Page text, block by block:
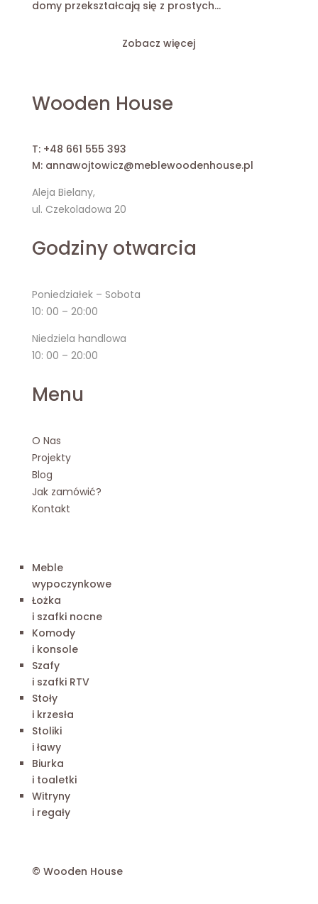
domy przekształcają się z prostych...
Zobacz więcej
Wooden House
T: +48 661 555 393
M: annawojtowicz@meblewoodenhouse.pl
Aleja Bielany,
ul. Czekoladowa 20
Godziny otwarcia
Poniedziałek – Sobota
10: 00 – 20:00
Niedziela handlowa
10: 00 – 20:00
Menu
O Nas
Projekty
Blog
Jak zamówić?
Kontakt
Meble
wypoczynkowe
Łożka
i szafki nocne
Komody
i konsole
Szafy
i szafki RTV
Stoły
i krzesła
Stoliki
i ławy
Biurka
i toaletki
Witryny
i regały
© Wooden House